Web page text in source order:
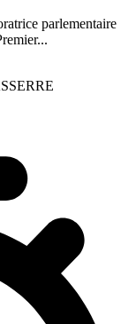
parlementaire